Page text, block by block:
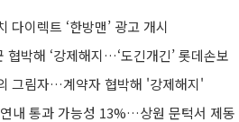
다이렉트 ‘한방맨’ 광고 개시
협박해 ‘강제해지…‘도긴개긴’ 롯데손보
그림자…계약자 협박해 '강제해지'
내 통과 가능성 13%…상원 문턱서 제동